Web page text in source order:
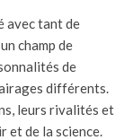
avec tant de
champ de
de
différents.
leurs rivalités et
et de la science.